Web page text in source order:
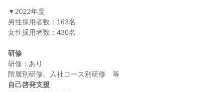
▼2022年度
男性採用者数：163名
女性採用者数：430名
研修
研修：あり
自己啓発支援